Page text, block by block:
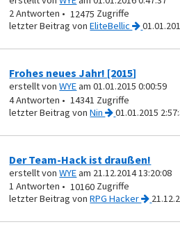
2
12475
vonEliteBellic
Frohes neues Jahr! [2015]
erstellt vonWYEam 01.01.2015 0:00:59
4
14341
vonNin 01.01.2015
Der Team-Hack ist draußen!
erstellt vonWYEam 21.12.2014 13:20:08
1
10160
vonRPG Hacker